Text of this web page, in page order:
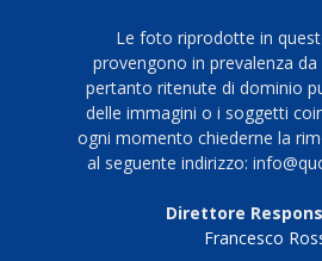
Le foto riprodotte in
provengono in prevalenza
pertanto ritenute di dominio
delle immagini o i soggetti
ogni momento chiederne la
al seguente indirizzo:
Direttore
Francesco